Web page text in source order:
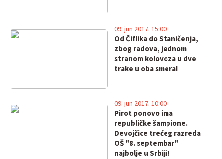
Od Čiflika do Staničenja,
zbog radova, jednom
stranom kolovoza u dve
trake u oba smera!
09. jun 2017. 15:00
Pirot ponovo ima
republičke šampione.
Devojčice trećeg razreda
OŠ "8. septembar"
najbolje u Srbiji!
09. jun 2017. 10:00